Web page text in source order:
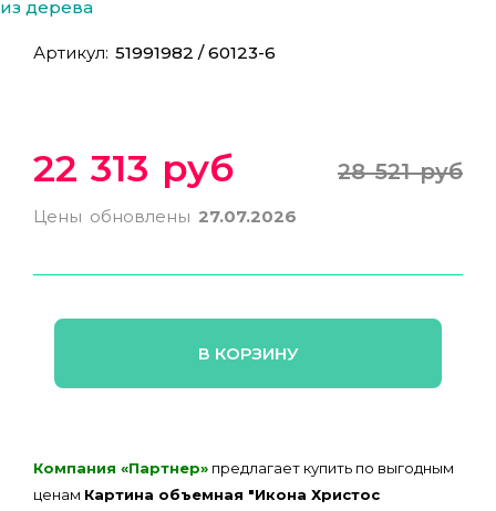
Артикул: 51991982 / 60123-6
22 313 руб 28 521 руб
Цены обновлены 27.07.2026
В КОРЗИНУ
Компания «Партнер» предлагает купить по выгодным
ценам Картина объемная "Икона Христос